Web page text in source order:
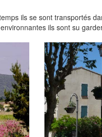
ils se sont transportés
ils sont su